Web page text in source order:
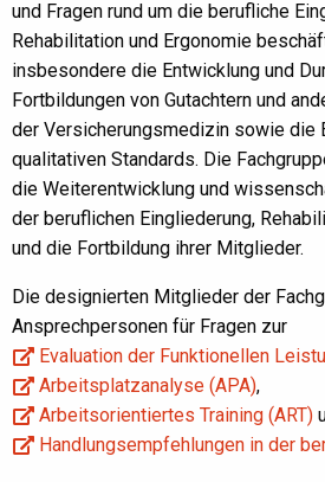
und Fragen rund um die berufliche
Rehabilitation und Ergonomie
insbesondere die Entwicklung und
Fortbildungen von Gutachtern und
der Versicherungsmedizin sowie die
qualitativen Standards. Die
die Weiterentwicklung und
der beruflichen Eingliederung,
und die Fortbildung ihrer Mitglieder.
Die designierten Mitglieder der
Ansprechpersonen für Fragen zur
Evaluation der Funktionellen
Arbeitsplatzanalyse (APA),
Arbeitsorientiertes Training (ART)
Handlungsempfehlungen in der